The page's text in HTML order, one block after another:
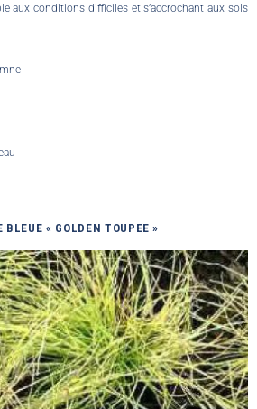
aux conditions difficiles et s’accrochant aux sols
BLEUE « GOLDEN TOUPEE »